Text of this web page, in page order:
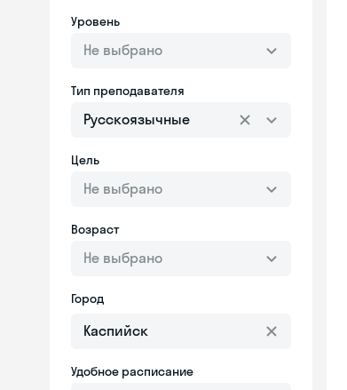
Уровень
Не выбрано
Тип преподавателя
Русскоязычные
Цель
Не выбрано
Возраст
Не выбрано
Город
Удобное расписание